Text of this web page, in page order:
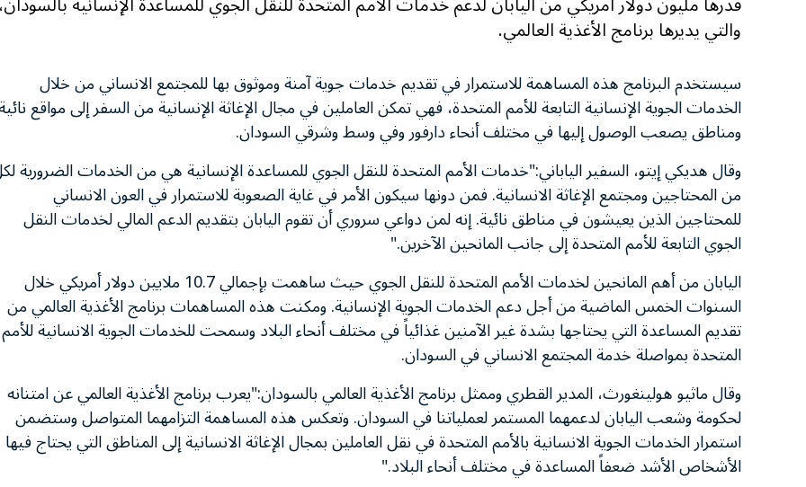
والتي يديرها برنامج الأغذية العالمي.
سيستخدم البرنامج هذه المساهمة للاستمرار في تقديم خدمات جوية آمنة وموثوق بها للمجتمع الانساني من خلال
الخدمات الجوية الإنسانية التابعة للأمم المتحدة، فهي تمكن العاملين في مجال الإغاثة الإنسانية من السفر إلى مواقع
ومناطق يصعب الوصول إليها في مختلف أنحاء دارفور وفي وسط وشرقي السودان.
وقال هديكي إيتو، السفير الياباني:
"خدمات الأمم المتحدة للنقل الجوي للمساعدة الإنسانية هي من الخدمات الضرورية
من المحتاجين ومجتمع الإغاثة الانسانية. فمن دونها سيكون الأمر في غاية الصعوبة للاستمرار في العون الانساني
للمحتاجين الذين يعيشون في مناطق نائية. إنه لمن دواعي سروري أن تقوم اليابان بتقديم الدعم المالي لخدمات النقل
الجوي التابعة للأمم المتحدة إلى جانب المانحين الآخرين."
اليابان من أهم المانحين لخدمات الأمم المتحدة للنقل الجوي حيث ساهمت بإجمالي 10.7 ملايين دولار أمريكي خلال
السنوات الخمس الماضية من أجل دعم الخدمات الجوية الإنسانية. ومكنت هذه المساهمات برنامج الأغذية العالمي من
تقديم المساعدة التي يحتاجها بشدة غير الآمنين غذائياً في مختلف أنحاء البلاد وسمحت للخدمات الجوية الانسانية للأمم
المتحدة بمواصلة خدمة المجتمع الانساني في السودان.
وقال ماثيو هولينغورث، المدير القطري وممثل برنامج الأغذية العالمي بالسودان:
"يعرب برنامج الأغذية العالمي عن امتنانه
لحكومة وشعب اليابان لدعمهما المستمر لعملياتنا في السودان. وتعكس هذه المساهمة التزامهما المتواصل وستضمن
استمرار الخدمات الجوية الانسانية بالأمم المتحدة في نقل العاملين بمجال الإغاثة الانسانية إلى المناطق التي يحتاج فيها
الأشخاص الأشد ضعفاً المساعدة في مختلف أنحاء البلاد."